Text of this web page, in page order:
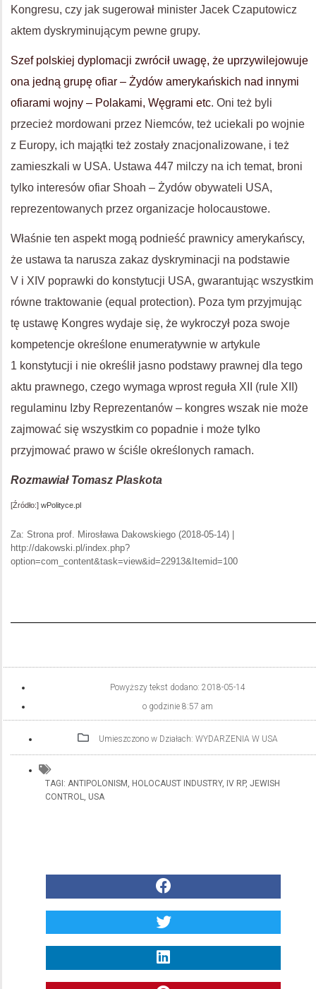
Kongresu, czy jak sugerował minister Jacek Czaputowicz
aktem dyskryminującym pewne grupy.
Szef polskiej dyplomacji zwrócił uwagę, że uprzywilejowuje
ona jedną grupę ofiar – Żydów amerykańskich nad innymi
ofiarami wojny – Polakami, Węgrami etc. Oni też byli
przecież mordowani przez Niemców, też uciekali po wojnie
z Europy, ich majątki też zostały znacjonalizowane, i też
zamieszkali w USA. Ustawa 447 milczy na ich temat, broni
tylko interesów ofiar Shoah – Żydów obywateli USA,
reprezentowanych przez organizacje holocaustowe.
Właśnie ten aspekt mogą podnieść prawnicy amerykańscy,
że ustawa ta narusza zakaz dyskryminacji na podstawie
V i XIV poprawki do konstytucji USA, gwarantując wszystkim
równe traktowanie (equal protection). Poza tym przyjmując
tę ustawę Kongres wydaje się, że wykroczył poza swoje
kompetencje określone enumeratywnie w artykule
1 konstytucji i nie określił jasno podstawy prawnej dla tego
aktu prawnego, czego wymaga wprost reguła XII (rule XII )
regulaminu Izby Reprezentanów – kongres wszak nie może
zajmować się wszystkim co popadnie i może tylko
przyjmować prawo w ściśle określonych ramach.
Rozmawiał Tomasz Plaskota
[Źródło:] wPolityce.pl
Za: Strona prof. Mirosława Dakowskiego (2018-05-14) |
http://dakowski.pl/index.php?
option=com_content&task=view&id=22913&Itemid=100
Powyższy tekst dodano: 2018-05-14
o godzinie 8:57 am
Umieszczono w Działach: WYDARZENIA W USA
TAGI: ANTIPOLONISM , HOLOCAUST INDUSTRY, IV RP, JEWISH
CONTROL, USA